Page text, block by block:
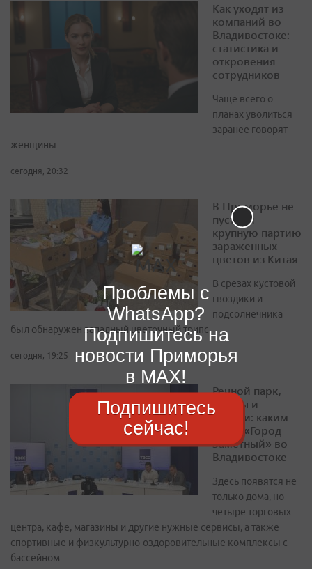
Как уходят из
компаний во
Владивостоке:
статистика и
откровения
сотрудников
Чаще всего о
планах уволиться
заранее говорят
женщины
сегодня, 20:32
В Приморье не
пустили
крупную партию
зараженных
цветов из Китая
В срезах кустовой
гвоздики и
подсолнечника
был обнаружен западный цветочный трипс
сегодня, 19:25
Речной парк,
школы и
дороги: каким
будет «Город
Заметный» во
Владивостоке
Здесь появятся не
только дома, но
четыре торговых
центра, кафе, магазины и другие нужные сервисы, а также
спортивные и физкультурно-оздоровительные комплексы с
бассейном
Проблемы с
WhatsApp?
Подпишитесь на
новости Приморья
в MAX!
Подпишитесь
сейчас!